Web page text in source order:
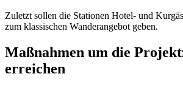
Zuletzt sollen die Stationen Hotel- und
zum klassischen Wanderangebot geben.
Maßnahmen um die
erreichen